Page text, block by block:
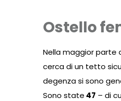
Ostello
Nella maggior parte
cerca di un tetto
degenza si sono
Sono state 47 – di